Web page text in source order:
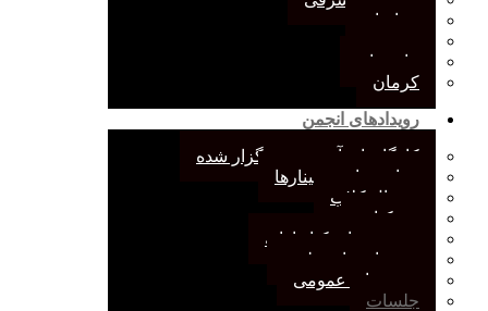
خراسان
مازندران
کرمان
رویدادهای انجمن
کارگاههای آموزشی برگزار شده
همایش‌ها و سمینارها
ژورنال کلاب
نقد کتاب
دورهمی‌های کتابدارانه
سخنرانی‌های علمی
مجمع‌های عمومی
جلسات